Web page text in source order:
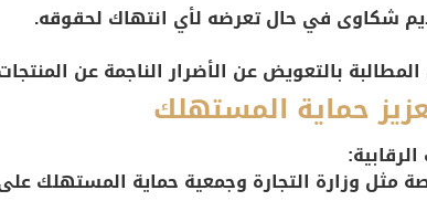
شكاوى في حال تعرضه لأي انتهاك لحقوقه.
بالتعويض عن الأضرار الناجمة عن
حماية المستهلك
مثل وزارة التجارة وجمعية حماية المستهلك على